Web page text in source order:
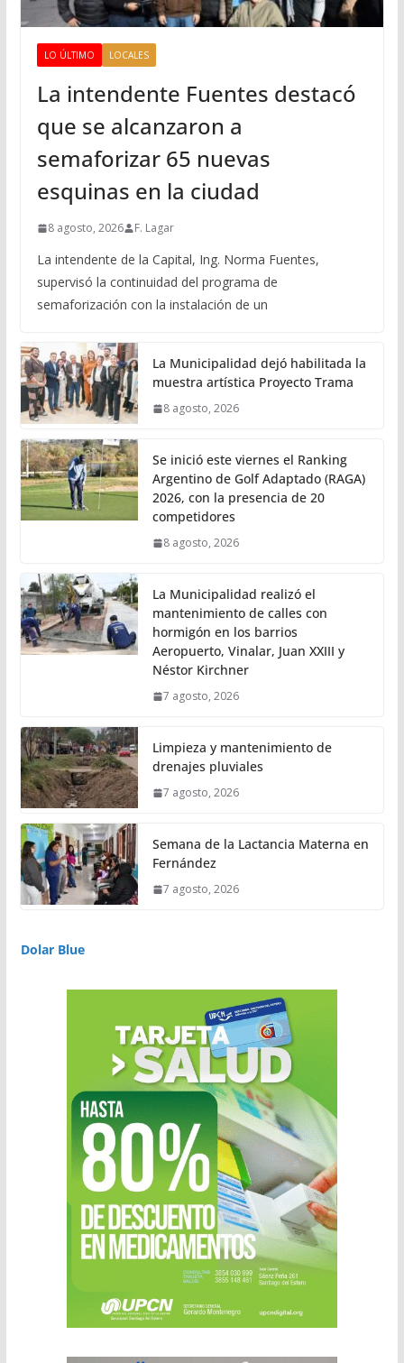
LO ÚLTIMO LOCALES
La intendente Fuentes destacó
que se alcanzaron a
semaforizar 65 nuevas
esquinas en la ciudad
8 agosto, 2026 F. Lagar
La intendente de la Capital, Ing. Norma Fuentes,
supervisó la continuidad del programa de
semaforización con la instalación de un
La Municipalidad dejó habilitada la
muestra artística Proyecto Trama
8 agosto, 2026
Se inició este viernes el Ranking
Argentino de Golf Adaptado (RAGA)
2026, con la presencia de 20
competidores
8 agosto, 2026
La Municipalidad realizó el
mantenimiento de calles con
hormigón en los barrios
Aeropuerto, Vinalar, Juan XXIII y
Néstor Kirchner
7 agosto, 2026
Limpieza y mantenimiento de
drenajes pluviales
7 agosto, 2026
Semana de la Lactancia Materna en
Fernández
7 agosto, 2026
Dolar Blue